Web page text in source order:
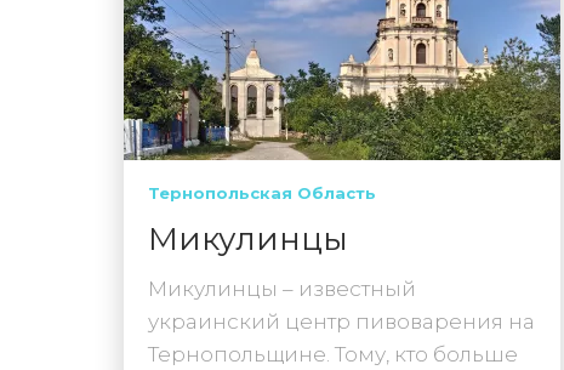
Тернопольская Область
Микулинцы
Микулинцы – известный
украинский центр пивоварения на
Тернопольщине. Тому, кто больше